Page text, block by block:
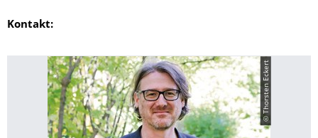
Kontakt:
© Thorsten Eckert